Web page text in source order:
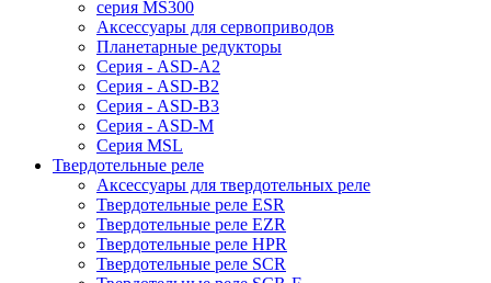
серия MS300
Аксессуары для сервоприводов
Планетарные редукторы
Серия - ASD-A2
Серия - ASD-B2
Серия - ASD-B3
Серия - ASD-M
Серия MSL
Твердотельные реле
Аксессуары для твердотельных реле
Твердотельные реле ESR
Твердотельные реле EZR
Твердотельные реле HPR
Твердотельные реле SCR